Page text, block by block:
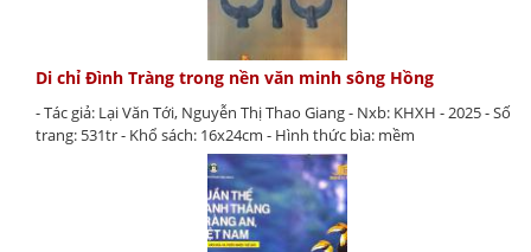
Di chỉ Đình Tràng trong nền văn minh sông Hồng
- Tác giả: Lại Văn Tới, Nguyễn Thị Thao Giang - Nxb: KHXH - 2025 - Số
trang: 531tr - Khổ sách: 16x24cm - Hình thức bìa: mềm